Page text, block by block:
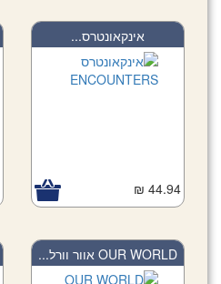
אינקאונטרס...
44.94 ₪
OUR WORLD אוור וורל...